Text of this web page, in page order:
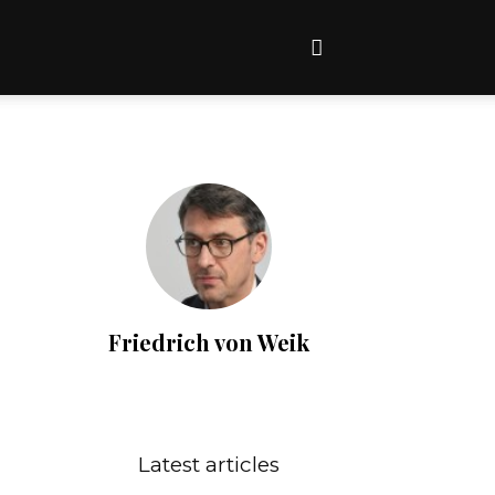
Friedrich von Weik
Latest articles